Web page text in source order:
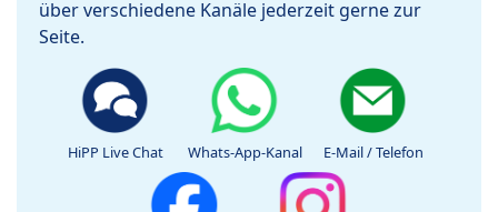
über verschiedene Kanäle jederzeit gerne zur
Seite.
HiPP Live Chat Whats-App-Kanal E-Mail / Telefon